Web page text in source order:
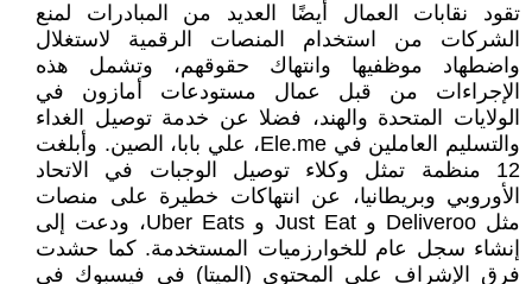
تقود نقابات العمال أيضًا العديد من المبادرات لمنع
الشركات من استخدام المنصات الرقمية لاستغلال
واضطهاد موظفيها وانتهاك حقوقهم، وتشمل هذه
الإجراءات من قبل عمال مستودعات أمازون في
الولايات المتحدة والهند، فضلا عن خدمة توصيل الغداء
والتسليم العاملين في Ele.me، علي بابا، الصين. وأبلغت
12 منظمة تمثل وكلاء توصيل الوجبات في الاتحاد
الأوروبي وبريطانيا، عن انتهاكات خطيرة على منصات
مثل Deliveroo و Just Eat و Uber Eats، ودعت إلى
إنشاء سجل عام للخوارزميات المستخدمة. كما حشدت
فرق الإشراف على المحتوى (الميتا) في فيسبوك في